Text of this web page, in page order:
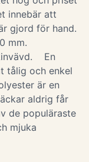
innebär att
gjord för hand.
10 mm.
En
tålig och enkel
är en
aldrig får
de populäraste
mjuka